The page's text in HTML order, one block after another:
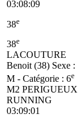
03:08:09
38e
38e
LACOUTURE
Benoit (38) Sexe :
M - Catégorie : 6e
M2 PERIGUEUX
RUNNING
03:09:01